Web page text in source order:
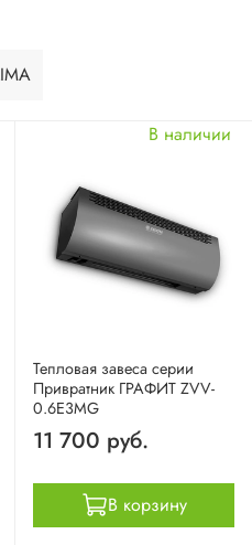
Тепловая завеса серии
Привратник ГРАФИТ ZVV-
0.6E3MG
В наличии
11 700 руб.
В корзину